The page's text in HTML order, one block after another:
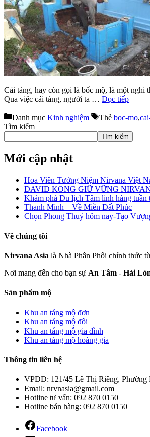
Cải táng, hay còn gọi là bốc mộ, là một nghi
Qua việc cải táng, người ta … Đọc tiếp
Danh mục Kinh nghiệm Thẻ boc-mo,
Tìm kiếm
Tìm kiếm
Mới cập nhật
Hoa Viên Tưởng Niệm Nirvana Việt
DAVID KONG GIỮ VỮNG
Khám phá Du lịch Tâm linh hàng
Thanh Minh – Về Miền Đất Phúc
Chọn Phong Thuỷ hôm nay-Tạo
Về chúng tôi
Nirvana Asia là Nhà Phân Phối chính thức
Nơi mang đến cho bạn sự An Tâm - Hài
Sản phẩm mộ
Khu an táng mộ đơn
Khu an táng mộ đôi
Khu an táng mộ gia đình
Khu an táng mộ hoàng gia
Thông tin liên hệ
VPĐD: 121/45 Lê Thị Riêng, Phường
Email: nrvnasia@gmail.com
Hotline tư vấn: 092 870 0150
Hotline bán hàng: 092 870 0150
Facebook